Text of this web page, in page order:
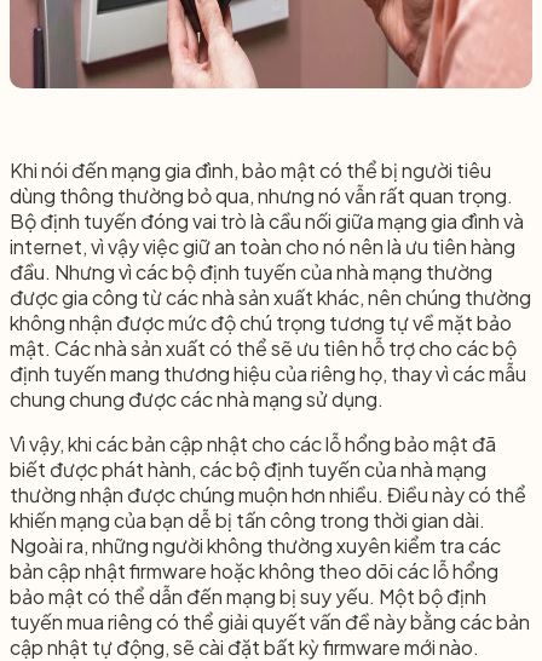
Khi nói đến mạng gia đình, bảo mật có thể bị người tiêu
dùng thông thường bỏ qua, nhưng nó vẫn rất quan trọng.
Bộ định tuyến đóng vai trò là cầu nối giữa mạng gia đình và
internet, vì vậy việc giữ an toàn cho nó nên là ưu tiên hàng
đầu. Nhưng vì các bộ định tuyến của nhà mạng thường
được gia công từ các nhà sản xuất khác, nên chúng thường
không nhận được mức độ chú trọng tương tự về mặt bảo
mật. Các nhà sản xuất có thể sẽ ưu tiên hỗ trợ cho các bộ
định tuyến mang thương hiệu của riêng họ, thay vì các mẫu
chung chung được các nhà mạng sử dụng.
Vì vậy, khi các bản cập nhật cho các lỗ hổng bảo mật đã
biết được phát hành, các bộ định tuyến của nhà mạng
thường nhận được chúng muộn hơn nhiều. Điều này có thể
khiến mạng của bạn dễ bị tấn công trong thời gian dài.
Ngoài ra, những người không thường xuyên kiểm tra các
bản cập nhật firmware hoặc không theo dõi các lỗ hổng
bảo mật có thể dẫn đến mạng bị suy yếu. Một bộ định
tuyến mua riêng có thể giải quyết vấn đề này bằng các bản
cập nhật tự động, sẽ cài đặt bất kỳ firmware mới nào.